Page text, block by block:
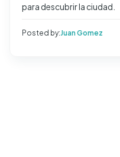
para descubrir la ciudad.
Posted by:Juan Gomez